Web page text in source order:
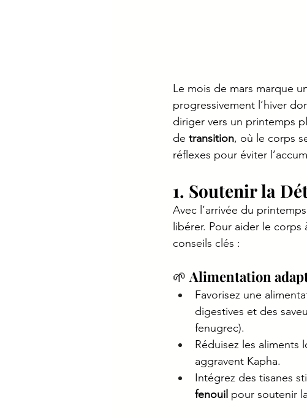
Le mois de mars marque
progressivement l’hiver
diriger vers un printemps
de transition, où le corps
réflexes pour éviter
1. Soutenir la
Avec l’arrivée du
libérer. Pour aider le corps
conseils clés :
🌱 Alimentation
Favorisez une
digestives et des
fenugrec).
Réduisez les aliments
aggravent Kapha.
Intégrez des tisanes
fenouil pour soutenir